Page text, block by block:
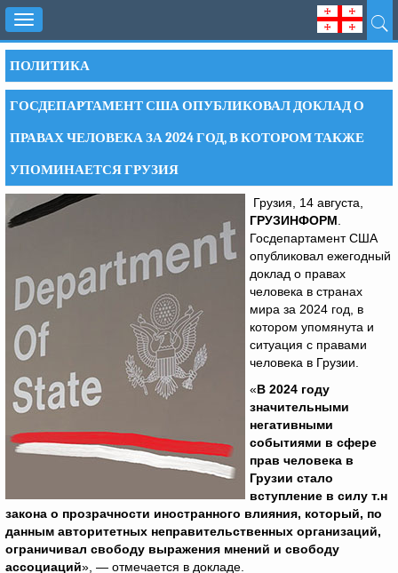
Toggle
navigation
ПОЛИТИКА
ГОСДЕПАРТАМЕНТ США ОПУБЛИКОВАЛ ДОКЛАД О
ПРАВАХ ЧЕЛОВЕКА ЗА 2024 ГОД, В КОТОРОМ ТАКЖЕ
УПОМИНАЕТСЯ ГРУЗИЯ
Грузия, 14 августа,
ГРУЗИНФОРМ
Госдепартамент США
опубликовал ежегодный
доклад о правах
человека в странах
мира за 2024 год, в
котором упомянута и
ситуация с правами
человека в Грузии.
«В 2024 году
значительными
негативными
событиями в сфере
прав человека в
Грузии стало
вступление в силу т.н
закона о прозрачности иностранного влияния, который, по
данным авторитетных неправительственных организаций,
ограничивал свободу выражения мнений и свободу
ассоциаций», — отмечается в докладе.